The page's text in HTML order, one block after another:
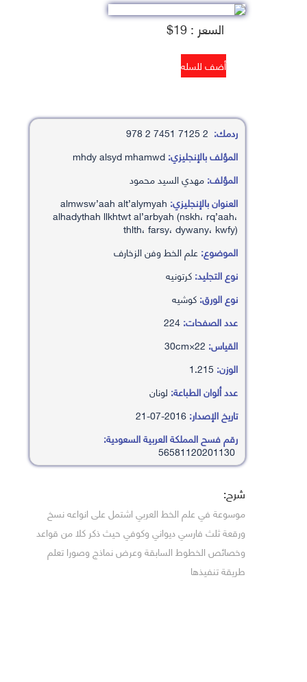
السعر : 19$
ردمك:
المؤلف بالإنجليزي:
المؤلف:مهدي السيد محمود
العنوان بالإنجليزي: almwsw’aah alt’alymyah
alhadythah llkhtwt al’arbyah (nskh، rq’aah،
thlth، farsy، dywany، kwfy)
الموضوع:علم الخط وفن الزخارف
نوع التجليد:كرتونيه
نوع الورق:كوشيه
عدد الصفحات:
القياس:
الوزن:
عدد ألوان الطباعة: لونان
تاريخ الإصدار:
رقم فسح المملكة العربية السعودية:
شرح:
موسوعة في علم الخط العربي اشتمل على انواعه نسخ
ورقعة ثلث فارسي ديواني وكوفي حيث ذكر كلا من قواعد
وخصائص الخطوط السابقة وعرض نماذج وصورا تعلم
طريقة تنفيذها